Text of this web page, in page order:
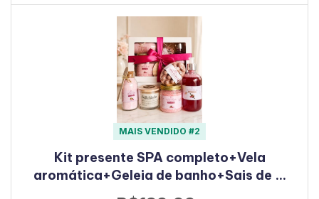
MAIS VENDIDO #2
Kit presente SPA completo+Vela
aromática+Geleia de banho+Sais de …